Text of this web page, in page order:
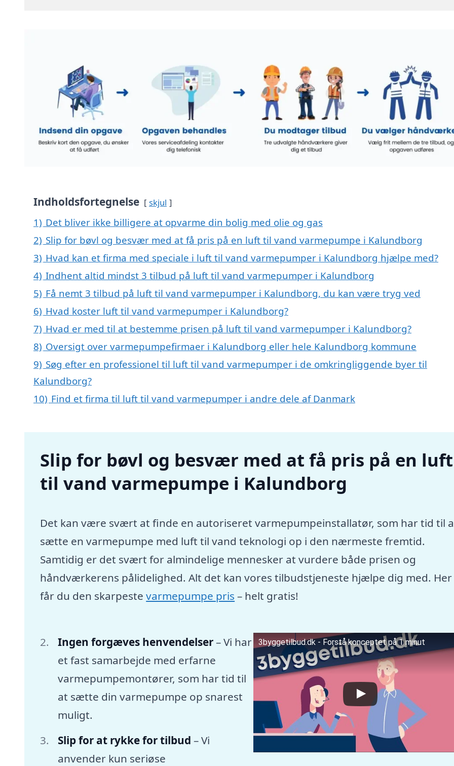
Indholdsfortegnelse skjul
1) Det bliver ikke billigere at opvarme din bolig med olie og gas
2) Slip for bøvl og besvær med at få pris på en luft til vand varmepumpe i Kalundborg
3) Hvad kan et firma med speciale i luft til vand varmepumper i Kalundborg hjælpe med?
4) Indhent altid mindst 3 tilbud på luft til vand varmepumper i Kalundborg
5) Få nemt 3 tilbud på luft til vand varmepumper i Kalundborg, du kan være tryg ved
6) Hvad koster luft til vand varmepumper i Kalundborg?
7) Hvad er med til at bestemme prisen på luft til vand varmepumper i Kalundborg?
8) Oversigt over varmepumpefirmaer i Kalundborg eller hele Kalundborg kommune
9) Søg efter en professionel til luft til vand varmepumper i de omkringliggende byer til
Kalundborg?
10) Find et firma til luft til vand varmepumper i andre dele af Danmark
Slip for bøvl og besvær med at få pris på en luft
til vand varmepumpe i Kalundborg
Det kan være svært at finde en autoriseret varmepumpeinstallatør, som har tid til
sætte en varmepumpe med luft til vand teknologi op i den nærmeste fremtid.
Samtidig er det svært for almindelige mennesker at vurdere både prisen og
håndværkerens pålidelighed. Alt det kan vores tilbudstjeneste hjælpe dig med. Her
får du den skarpestevarmepumpe pris – helt gratis!
Ingen forgæves henvendelser– Vi har
et fast samarbejde med erfarne
varmepumpemontører, som har tid til
at sætte din varmepumpe op snarest
muligt.
Slip for at rykke for tilbud – Vi
anvender kun seriøse
3byggetilbud.dk - Forstå konceptet på 1 minut